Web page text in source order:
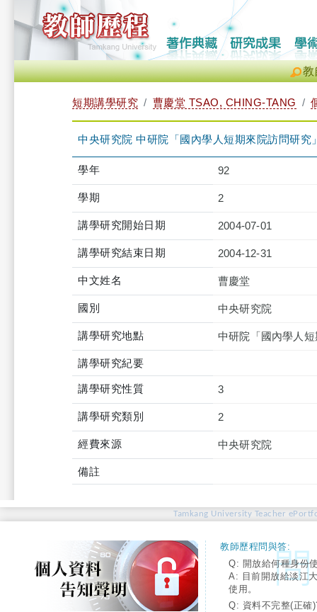
教
短期講學研究 曹慶堂 TSAO, CHING-TANG
中央研究院 中研院「國內學人短期來院訪問研究
學年 92
學期 2
講學研究開始日期 2004-07-01
講學研究結束日期 2004-12-31
中文姓名 曹慶堂
國別 中央研究院
講學研究地點 中研院「國內學人
講學研究紀要
講學研究性質 3
講學研究類別 2
經費來源 中央研究院
備註
Tamkang University Teacher
教師歷程問與答:
Q: 開放給何種身份
A: 目前開放給淡江
使用。
Q: 資料不完整(正確